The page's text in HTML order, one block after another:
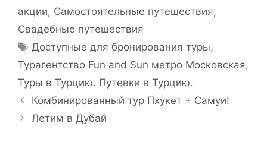
акции, Самостоятельные путешествия,
Свадебные путешествия
Доступные для бронирования туры,
Турагентство Fun and Sun метро Московская,
Туры в Турцию. Путевки в Турцию.
Комбинированный тур Пхукет + Самуи!
Летим в Дубай